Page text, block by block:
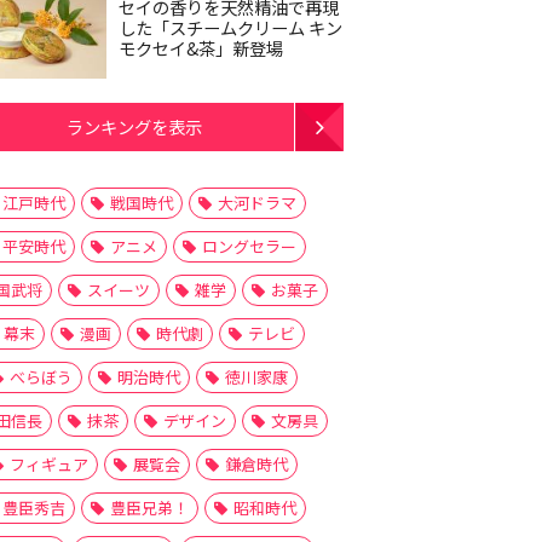
セイの香りを天然精油で再現
した「スチームクリーム キン
モクセイ&茶」新登場
ランキングを表示
江戸時代 戦国時代
大河ドラマ
平安時代
アニメ
ロングセラー
武将
スイーツ 雑学
お菓子
幕末
漫画 時代劇
テレビ
べらぼう
明治時代
徳川家康
信長
抹茶 デザイン
文房具
フィギュア
展覧会
鎌倉時代
豊臣秀吉
豊臣兄弟！
昭和時代